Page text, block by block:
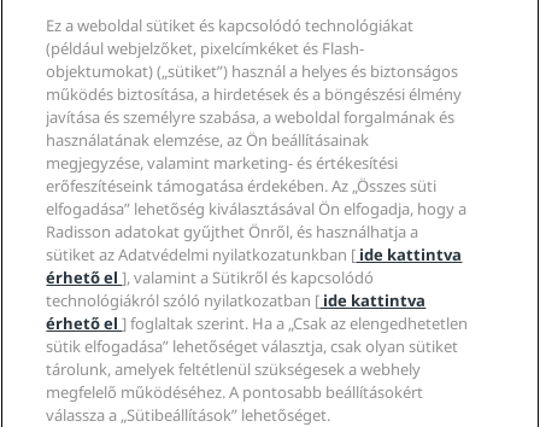
Úti célok
Új és hamarosan elérhető szállodák
Radisson Hotels-alkalmazás
Sportszállodák
Családbarát szállodák
Egészség és biztonság
Utazási ügynökök
Vállalati
Radisson Hotel Group
Média
Karrierlehetőségek az RHG-nál
Karrierlehetőségek a PPHE-nél
Karrierlehetőségek az EHL-nél
The Club by RHG
Üzletfejlesztés
Felelős üzletvitel
Beszerzés
Jogi nyilatkozat
Adatvédelmi Központ
Jogi nyilatkozat
A Radisson Rewards szerződési feltételei
Webhelyhasználati szerződés
Digitális akadálymentesítés
Modern rabszolgaság-nyilatkozat
Súgó
Fogyasztóvédelmi felhívások
Kapcsolat
GYIK
Oldaltérkép
Közösségi média
Radisson Hotels-márkák
Ez a weboldal sütiket és kapcsolódó technológiákat
(például webjelzőket, pixelcímkéket és Flash-
objektumokat) („sütiket”) használ a helyes és biztonságos
működés biztosítása, a hirdetések és a böngészési élmény
javítása és személyre szabása, a weboldal forgalmának és
használatának elemzése, az Ön beállításainak
megjegyzése, valamint marketing- és értékesítési
erőfeszítéseink támogatása érdekében. Az „Összes süti
elfogadása” lehetőség kiválasztásával Ön elfogadja, hogy a
Radisson adatokat gyűjthet Önről, és használhatja a
sütiket az Adatvédelmi nyilatkozatunkban [ ide kattintva
érhető el], valamint a Sütikről és kapcsolódó
technológiákról szóló nyilatkozatban [ ide kattintva
érhető el] foglaltak szerint. Ha a „Csak az elengedhetetlen
sütik elfogadása” lehetőséget választja, csak olyan sütiket
tárolunk, amelyek feltétlenül szükségesek a webhely
megfelelő működéséhez. A pontosabb beállításokért
válassza a „Sütibeállítások” lehetőséget.